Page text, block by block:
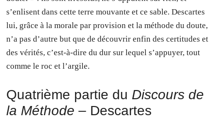
s’enlisent dans cette terre mouvante et ce sable. Descartes
lui, grâce à la morale par provision et la méthode du doute,
n’a pas d’autre but que de découvrir enfin des certitudes et
des vérités, c’est-à-dire du dur sur lequel s’appuyer, tout
comme le roc et l’argile.
Quatrième partie du Discours de
la Méthode – Descartes